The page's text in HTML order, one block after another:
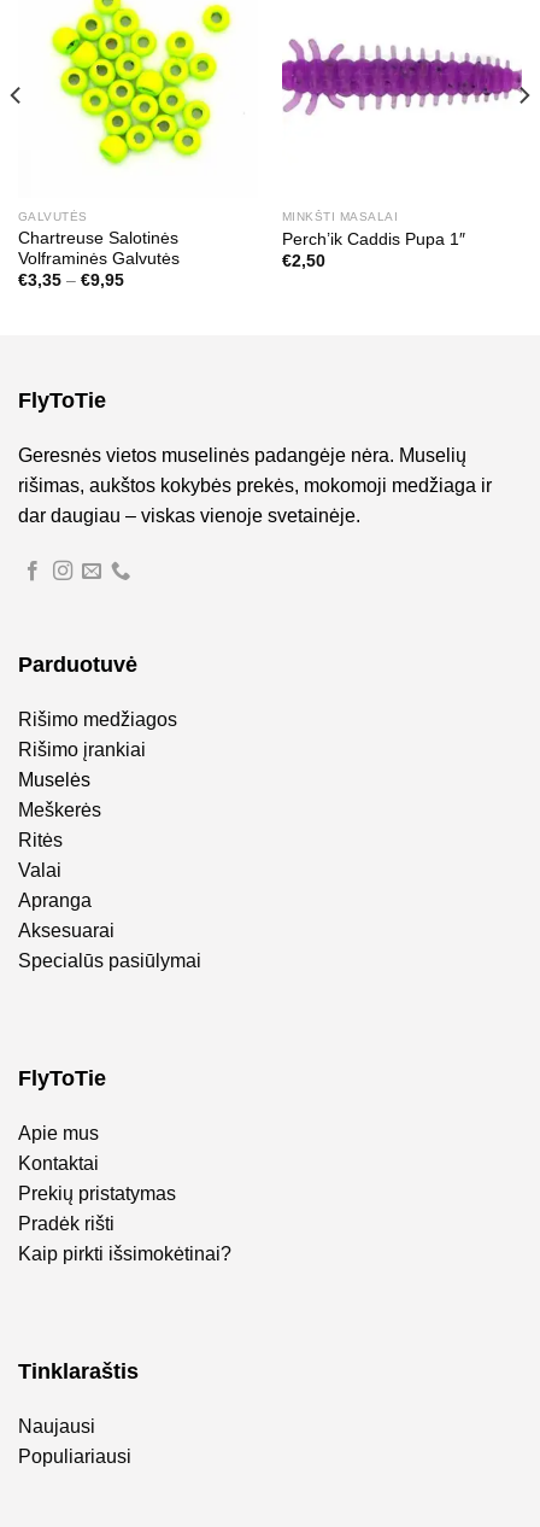
GALVUTĖS
Chartreuse Salotinės
Volframinės Galvutės
€3,35 – €9,95Price
MINKŠTI MASALAI
Perch’ik Caddis Pupa 1″
€2,50
FlyToTie
Geresnės vietos muselinės padangėje nėra. Muselių
rišimas, aukštos kokybės prekės, mokomoji medžiaga ir
dar daugiau – viskas vienoje svetainėje.
Parduotuvė
Rišimo medžiagos
Rišimo įrankiai
Muselės
Meškerės
Ritės
Valai
Apranga
Aksesuarai
Specialūs pasiūlymai
FlyToTie
Apie mus
Kontaktai
Prekių pristatymas
Pradėk rišti
Kaip pirkti išsimokėtinai?
Tinklaraštis
Naujausi
Populiariausi